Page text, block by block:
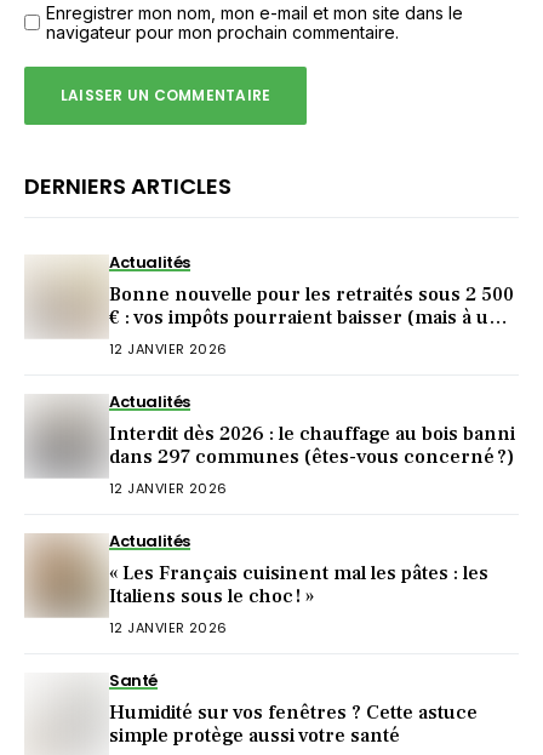
Enregistrer mon nom, mon e-mail et mon site dans le
navigateur pour mon prochain commentaire.
DERNIERS ARTICLES
Actualités
Bonne nouvelle pour les retraités sous 2 500
€ : vos impôts pourraient baisser (mais à une
condition)
12 JANVIER 2026
Actualités
Interdit dès 2026 : le chauffage au bois banni
dans 297 communes (êtes-vous concerné ?)
12 JANVIER 2026
Actualités
« Les Français cuisinent mal les pâtes : les
Italiens sous le choc ! »
12 JANVIER 2026
Santé
Humidité sur vos fenêtres ? Cette astuce
simple protège aussi votre santé